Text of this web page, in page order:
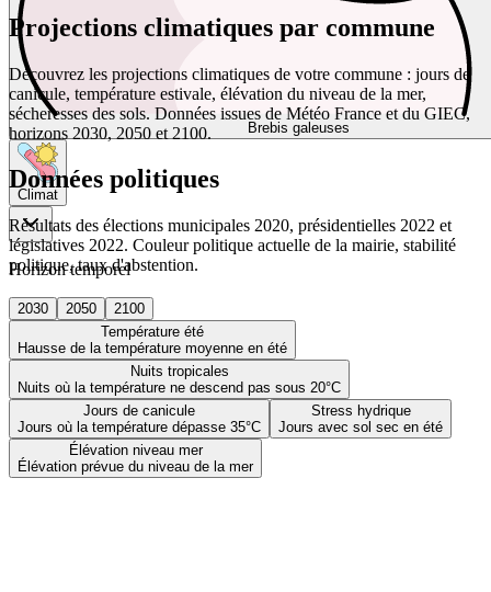
Brebis galeuses
Climat
Horizon temporel
2030 2050
2100
Température été
Hausse de la température moyenne en été
Nuits tropicales
Nuits où la température ne descend pas sous 20°C
Jours de canicule
Jours où la température dépasse 35°C
Stress hydrique
Jours avec sol sec en été
Élévation niveau mer
Élévation prévue du niveau de la mer
Projections climatiques par commune
Découvrez les projections climatiques de votre commune : jours de
canicule, température estivale, élévation du niveau de la mer,
sécheresses des sols. Données issues de Météo France et du GIEC,
horizons 2030, 2050 et 2100.
Données politiques
Résultats des élections municipales 2020, présidentielles 2022 et
législatives 2022. Couleur politique actuelle de la mairie, stabilité
politique, taux d'abstention.